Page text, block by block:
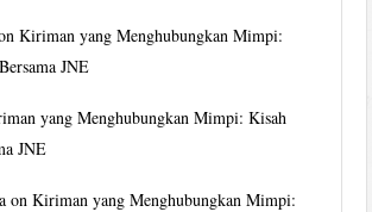
Kiriman yang Menghubungkan Mimpi:
JNE
yang Menghubungkan Mimpi: Kisah
JNE
onKiriman yang Menghubungkan Mimpi: